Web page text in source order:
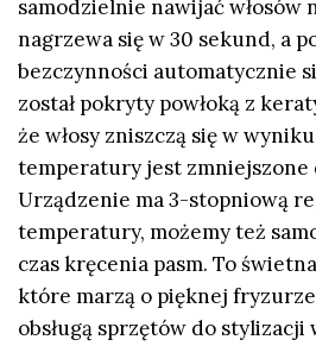
samodzielnie nawijać włosów
nagrzewa się w 30 sekund, a
bezczynności automatycznie
został pokryty powłoką z
że włosy zniszczą się w
temperatury jest zmniejszone
Urządzenie ma 3-stopniową
temperatury, możemy też
czas kręcenia pasm. To
które marzą o pięknej
obsługą sprzętów do stylizacji